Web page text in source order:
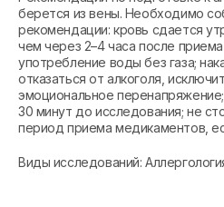
берется из вены. Необходимо
рекомендации: кровь сдается
чем через 2–4 часа после
употребление воды без газа;
отказаться от алкоголя,
эмоциональное перенапряжение;
30 минут до исследования; не
период приема медикаментов,
Виды исследований: